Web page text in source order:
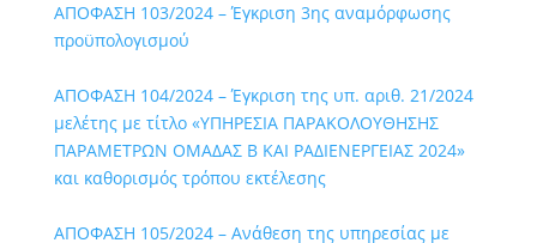
ΑΠΟΦΑΣΗ 103/2024 – Έγκριση 3ης αναμόρφωσης
προϋπολογισμού
ΑΠΟΦΑΣΗ 104/2024 – Έγκριση της υπ. αριθ. 21/2024
μελέτης με τίτλο «ΥΠΗΡΕΣΙΑ ΠΑΡΑΚΟΛΟΥΘΗΣΗΣ
ΠΑΡΑΜΕΤΡΩΝ ΟΜΑΔΑΣ Β ΚΑΙ ΡΑΔΙΕΝΕΡΓΕΙΑΣ 2024»
και καθορισμός τρόπου εκτέλεσης
ΑΠΟΦΑΣΗ 105/2024 – Ανάθεση της υπηρεσίας με